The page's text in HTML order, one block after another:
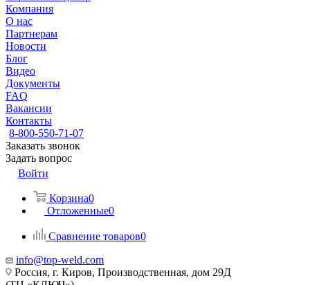
Компания
О нас
Партнерам
Новости
Блог
Видео
Документы
FAQ
Вакансии
Контакты
8-800-550-71-07
Заказать звонок
Задать вопрос
Войти
Корзина0
Отложенные0
Сравнение товаров0
info@top-weld.com
Россия, г. Киров, Производственная, дом 29Д